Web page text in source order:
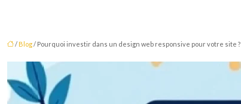
/ Blog/ Pourquoi investir dans un design web responsive pour votre site ?